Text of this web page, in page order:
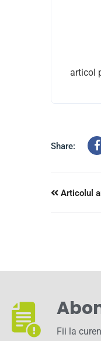
articol
Share:
Articolul
Fii la